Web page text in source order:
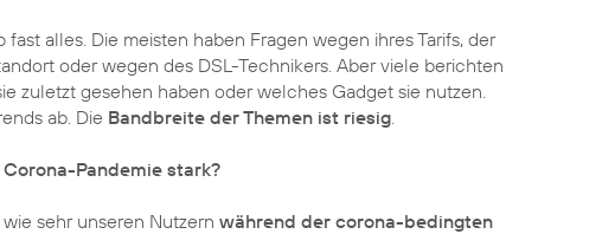
fast alles. Die meisten haben Fragen wegen ihres Tarifs, der
oder wegen des DSL-Technikers. Aber viele berichten
zuletzt gesehen haben oder welches Gadget sie nutzen.
ab. Die Bandbreite der Themen ist riesig.
Pandemie stark?
sehr unseren Nutzern während der corona-bedingten